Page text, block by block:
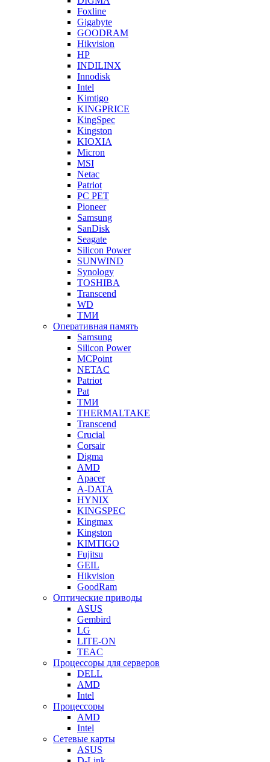
Foxline
Gigabyte
GOODRAM
Hikvision
HP
INDILINX
Innodisk
Intel
Kimtigo
KINGPRICE
KingSpec
Kingston
KIOXIA
Micron
MSI
Netac
Patriot
PC PET
Pioneer
Samsung
SanDisk
Seagate
Silicon Power
SUNWIND
Synology
TOSHIBA
Transcend
WD
ТМИ
Оперативная память
Samsung
Silicon Power
MCPoint
NETAC
Patriot
Pat
ТМИ
THERMALTAKE
Transcend
Crucial
Corsair
Digma
AMD
Apacer
A-DATA
HYNIX
KINGSPEC
Kingmax
Kingston
KIMTIGO
Fujitsu
GEIL
Hikvision
GoodRam
Оптические приводы
ASUS
Gembird
LG
LITE-ON
TEAC
Процессоры для серверов
DELL
AMD
Intel
Процессоры
AMD
Intel
Сетевые карты
ASUS